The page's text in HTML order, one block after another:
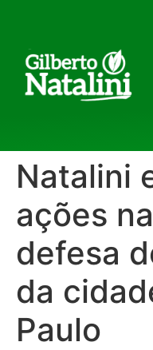
Natalini
ações
defesa
da
Paulo